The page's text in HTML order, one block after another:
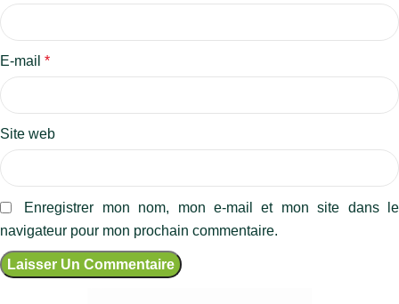
E-mail *
Site web
Enregistrer mon nom, mon e-mail et mon site dans le
navigateur pour mon prochain commentaire.